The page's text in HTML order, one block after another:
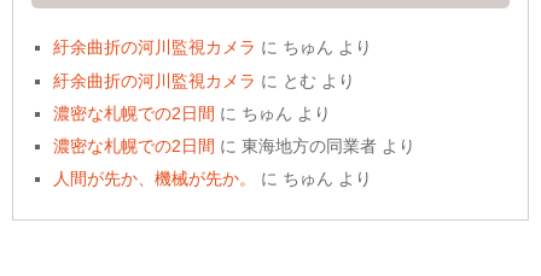
紆余曲折の河川監視カメラ に ちゅん より
紆余曲折の河川監視カメラ に とむ より
濃密な札幌での2日間 に ちゅん より
濃密な札幌での2日間 に東海地方の同業者 より
人間が先か、機械が先か。
に ちゅん より